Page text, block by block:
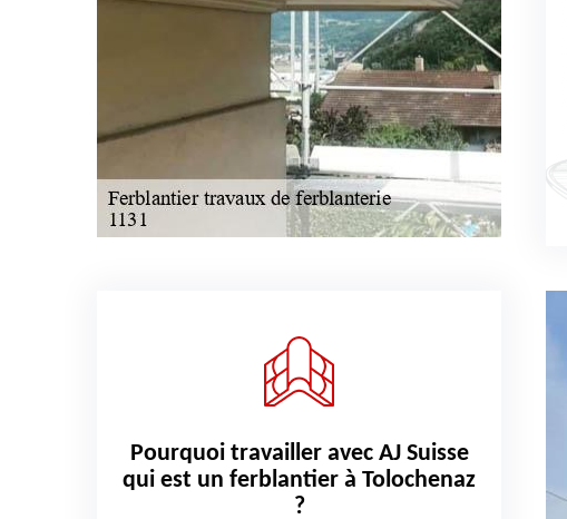
Pourquoi travailler avec AJ Suisse
qui est un ferblantier à Tolochenaz
?